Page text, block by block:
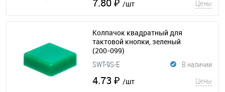
7.80 ₽ /шт Цены
Колпачок квадратный для
тактовой кнопки, зеленый
(200-099)
В наличии
SWT-9S-E
4.73 ₽ /шт Цены